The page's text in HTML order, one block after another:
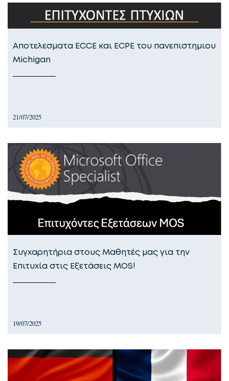
Αποτελεσματα ECCE και ECPE του πανεπιστημιου
Michigan
21/07/2025
Συγχαρητήρια στους Μαθητές μας για την
Επιτυχία στις Εξετάσεις MOS!
19/07/2025